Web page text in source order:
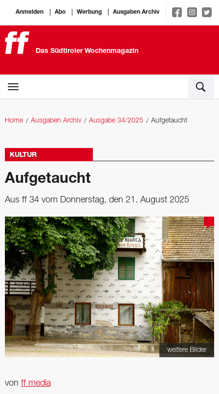
Anmelden Abo Werbung Ausgaben Archiv
Das Südtiroler Wochenmagazin
Home Ausgaben Archiv Ausgabe 34/2025 Aufgetaucht
KULTUR
Aufgetaucht
Aus ff 34 vom Donnerstag, den 21. August 2025
weitere Bilder
von ff media